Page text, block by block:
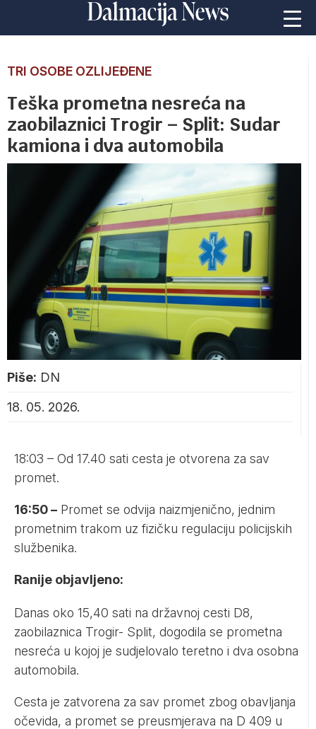
TRI OSOBE OZLIJEĐENE
Teška prometna nesreća na
zaobilaznici Trogir – Split: Sudar
kamiona i dva automobila
Piše: DN
18. 05. 2026.
18:03 – Od 17.40 sati cesta je otvorena za sav
promet.
16:50 – Promet se odvija naizmjenično, jednim
prometnim trakom uz fizičku regulaciju policijskih
službenika.
Ranije objavljeno:
Danas oko 15,40 sati na državnoj cesti D8,
zaobilaznica Trogir- Split, dogodila se prometna
nesreća u kojoj je sudjelovalo teretno i dva osobna
automobila.
Cesta je zatvorena za sav promet zbog obavljanja
očevida, a promet se preusmjerava na D 409 u